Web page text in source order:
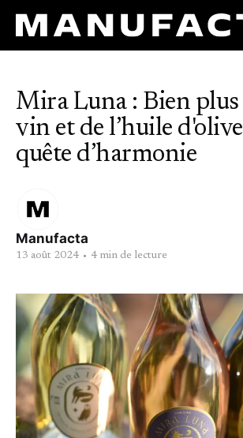
Mira Luna : Bien plus
vin et de l’huile
quête d’harmonie
Manufacta
13 août 2024 • 4 min de lecture